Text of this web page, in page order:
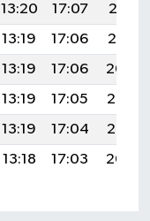
13:20 17:07
20:12
13:19 17:06
20:10
13:19 17:06
20:09
13:19 17:05
20:07
13:19 17:04
20:06
13:18 17:03 20:04